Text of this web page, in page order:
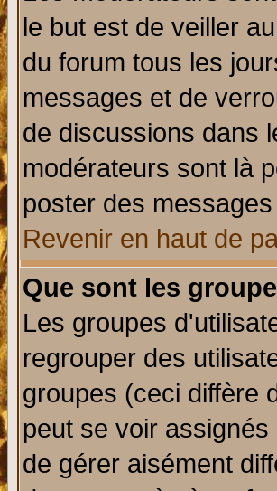
le but est de veiller
du forum tous les
messages et de
de discussions dans
modérateurs sont là
poster des
Revenir en haut de
Que sont les
Les groupes
regrouper des
groupes (ceci diffère
peut se voir
de gérer aisément